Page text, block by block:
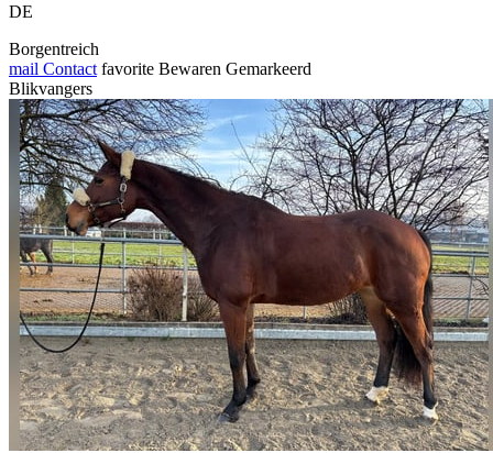
DE
Borgentreich
mail Contact favorite Bewaren Gemarkeerd
Blikvangers